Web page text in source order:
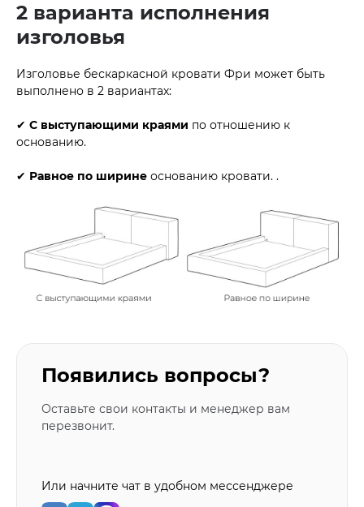
2 варианта исполнения
изголовья
Изголовье бескаркасной кровати Фри может быть
выполнено в 2 вариантах:
✔ С выступающими краями по отношению к
основанию.
✔ Равное по ширине основанию кровати. .
Появились вопросы?
Оставьте свои контакты и менеджер вам
перезвонит.
Или начните чат в удобном мессенджере